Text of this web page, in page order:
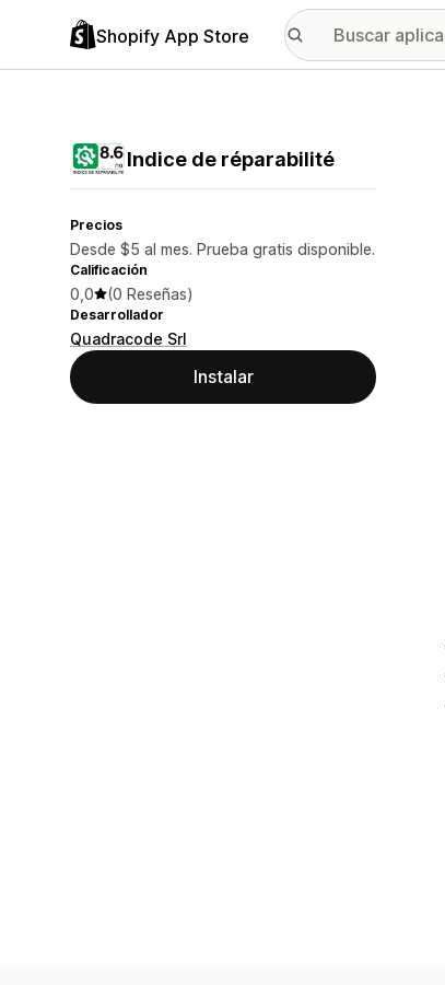
Shopify App Store
Indice de réparabilité
Precios
Desde $5 al mes. Prueba gratis disponible.
Calificación
0,0 (0 Reseñas)
Desarrollador
Quadracode Srl
Instalar